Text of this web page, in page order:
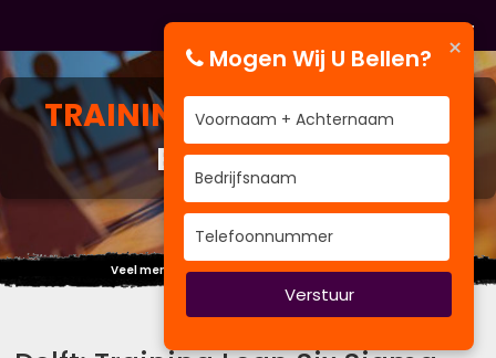
TRAININGLEAN SIX SIGMA
BLACK BELT
Veel mensen kiezen de weg van vooroordelen.
×
Mogen Wij U Bellen?
Verstuur